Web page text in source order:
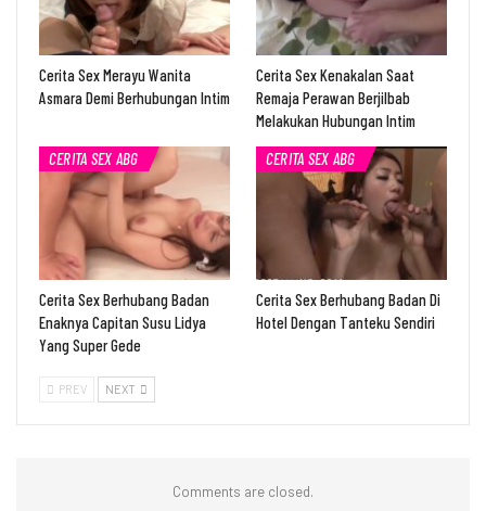
Cerita Sex Merayu Wanita
Asmara Demi Berhubungan Intim
Cerita Sex Kenakalan Saat
Remaja Perawan Berjilbab
Melakukan Hubungan Intim
CERITA SEX ABG
Cerita Sex Berhubang Badan
Enaknya Capitan Susu Lidya
Yang Super Gede
CERITA SEX ABG
Cerita Sex Berhubang Badan Di
Hotel Dengan Tanteku Sendiri
PREV NEXT
Comments are closed.